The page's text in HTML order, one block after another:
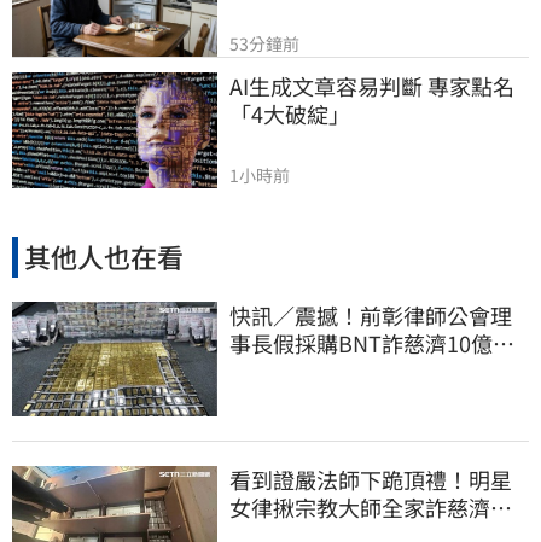
53分鐘前
AI生成文章容易判斷 專家點名
「4大破綻」
1小時前
其他人也在看
快訊／震撼！前彰律師公會理
事長假採購BNT詐慈濟10億、
看到證嚴法師下跪頂禮！明星
女律揪宗教大師全家詐慈濟…